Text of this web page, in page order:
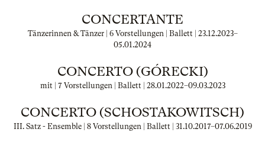
CONCERTANTE
Tänzerinnen & Tänzer | 6 Vorstellungen | Ballett | 23.12.2023–
05.01.2024
CONCERTO (GÓRECKI)
mit | 7 Vorstellungen | Ballett | 28.01.2022–09.03.2023
CONCERTO (SCHOSTAKOWITSCH)
III. Satz - Ensemble | 8 Vorstellungen | Ballett | 31.10.2017–07.06.2019